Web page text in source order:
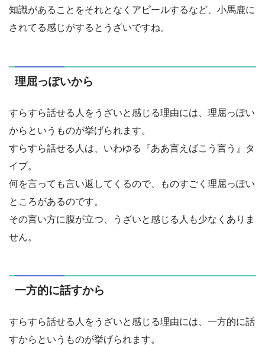
知識があることをそれとなくアピールするなど、小馬鹿に
されてる感じがするとうざいですね。
理屈っぽいから
すらすら話せる人をうざいと感じる理由には、理屈っぽい
からというものが挙げられます。
すらすら話せる人は、いわゆる『ああ言えばこう言う』タ
イプ。
何を言っても言い返してくるので、ものすごく理屈っぽい
ところがあるのです。
その言い方に腹が立つ、うざいと感じる人も少なくありま
せん。
一方的に話すから
すらすら話せる人をうざいと感じる理由には、一方的に話
すからというものが挙げられます。